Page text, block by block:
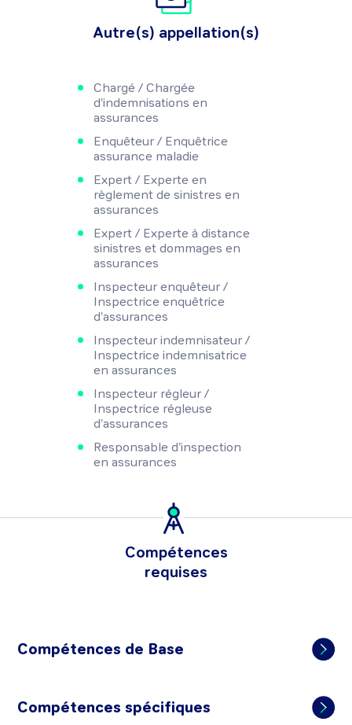
Autre(s) appellation(s)
Chargé / Chargée
d'indemnisations en
assurances
Enquêteur / Enquêtrice
assurance maladie
Expert / Experte en
règlement de sinistres en
assurances
Expert / Experte à distance
sinistres et dommages en
assurances
Inspecteur enquêteur /
Inspectrice enquêtrice
d'assurances
Inspecteur indemnisateur /
Inspectrice indemnisatrice
en assurances
Inspecteur régleur /
Inspectrice régleuse
d'assurances
Responsable d'inspection
en assurances
Compétences
requises
Compétences de Base
Compétences spécifiques